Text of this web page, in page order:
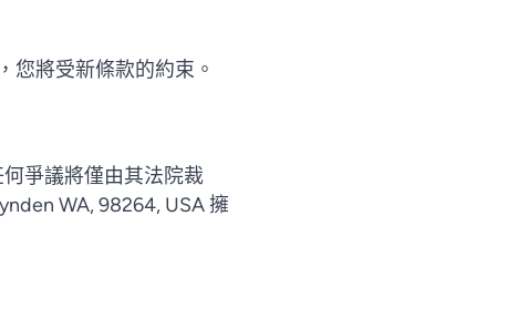
您將受新條款的約束。
爭議將僅由其法院裁
WA, 98264, USA 擁